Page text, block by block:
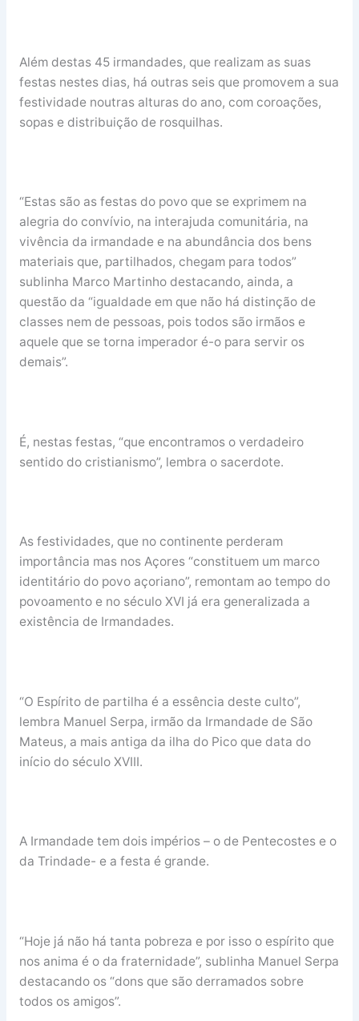
Além destas 45 irmandades, que realizam as suas
festas nestes dias, há outras seis que promovem a sua
festividade noutras alturas do ano, com coroações,
sopas e distribuição de rosquilhas.
“Estas são as festas do povo que se exprimem na
alegria do convívio, na interajuda comunitária, na
vivência da irmandade e na abundância dos bens
materiais que, partilhados, chegam para todos”
sublinha Marco Martinho destacando, ainda, a
questão da “igualdade em que não há distinção de
classes nem de pessoas, pois todos são irmãos e
aquele que se torna imperador é-o para servir os
demais”.
É, nestas festas, “que encontramos o verdadeiro
sentido do cristianismo”, lembra o sacerdote.
As festividades, que no continente perderam
importância mas nos Açores “constituem um marco
identitário do povo açoriano”, remontam ao tempo do
povoamento e no século XVI já era generalizada a
existência de Irmandades.
“O Espírito de partilha é a essência deste culto”,
lembra Manuel Serpa, irmão da Irmandade de São
Mateus, a mais antiga da ilha do Pico que data do
início do século XVIII.
A Irmandade tem dois impérios – o de Pentecostes e o
da Trindade- e a festa é grande.
“Hoje já não há tanta pobreza e por isso o espírito que
nos anima é o da fraternidade”, sublinha Manuel Serpa
destacando os “dons que são derramados sobre
todos os amigos”.